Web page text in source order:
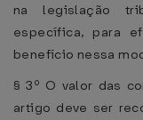
na legislação
específica, para
benefício nessa
§ 3º O valor das
artigo deve ser